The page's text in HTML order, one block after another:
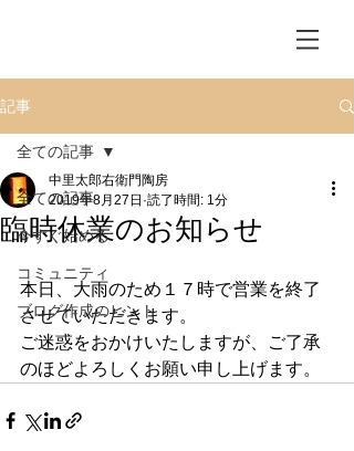
記事
全ての記事
今すぐ始める
コミュニティ
ブログ作成のヒント
全ての記事
臨時休業のお知らせ
中里太郎右衛門陶房
2019年8月27日 読了時間: 1分
本日、大雨のため１７時で営業を終了
させていただきます。
ご迷惑をおかけいたしますが、ご了承
のほどよろしくお願い申し上げます。